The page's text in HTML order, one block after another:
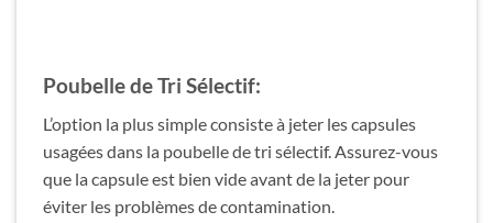
Poubelle de Tri Sélectif:
L’option la plus simple consiste à jeter les capsules
usagées dans la poubelle de tri sélectif. Assurez-vous
que la capsule est bien vide avant de la jeter pour
éviter les problèmes de contamination.